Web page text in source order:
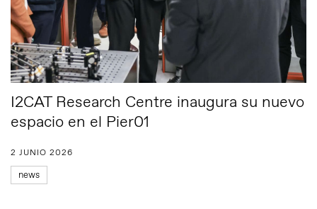
I2CAT Research Centre inaugura su nuevo
espacio en el Pier01
2 JUNIO 2026
news